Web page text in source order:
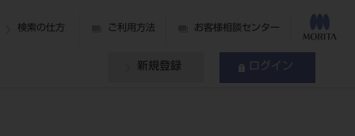
検索の仕方 ご利用方法 お客様相談センター
新規登録 ログイン